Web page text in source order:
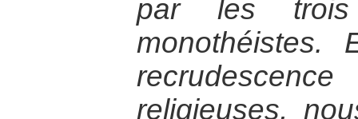
par les trois
monothéistes.
religieuses,